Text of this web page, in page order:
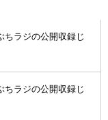
ちラジの公開収録じ
ちラジの公開収録じ